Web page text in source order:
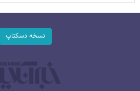
نسخه دسکتاپ